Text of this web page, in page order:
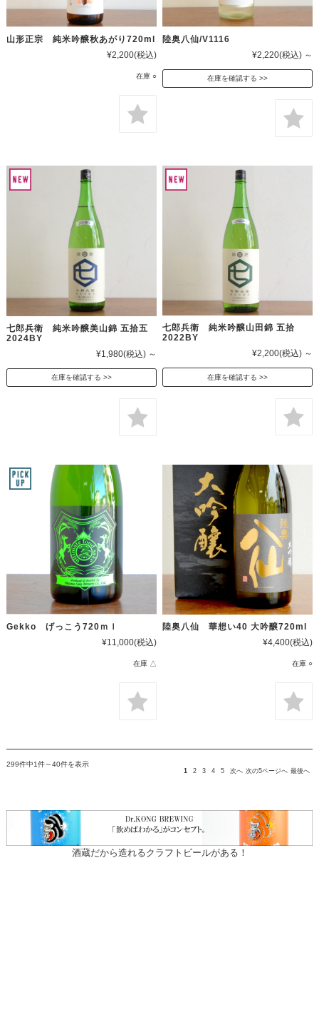
山形正宗 純米吟醸秋あがり720ml
¥2,200(税込)
在庫 ○
陸奥八仙/V1116
¥2,220(税込) ～
在庫を確認する
七郎兵衛 純米吟醸美山錦 五拾五
2024BY
¥1,980(税込) ～
在庫を確認する
七郎兵衛 純米吟醸山田錦 五拾
2022BY
¥2,200(税込) ～
在庫を確認する
Gekko げっこう720ｍｌ
¥11,000(税込)
在庫 △
陸奥八仙 華想い40 大吟醸720ml
¥4,400(税込)
在庫 ○
299件中1件～40件を表示
1 2 3 4 5 次へ 次の5ページへ 最後へ
酒蔵だから造れるクラフトビールがある！